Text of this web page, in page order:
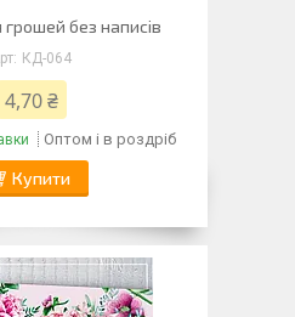
без написів
КД-064
4,70 ₴
Оптом і в роздріб
Купити